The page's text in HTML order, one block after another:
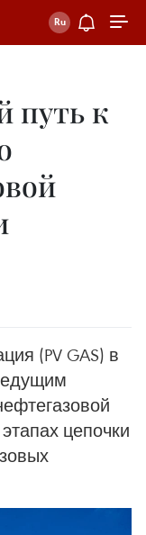
путь к
(PV GAS) в
цепочки